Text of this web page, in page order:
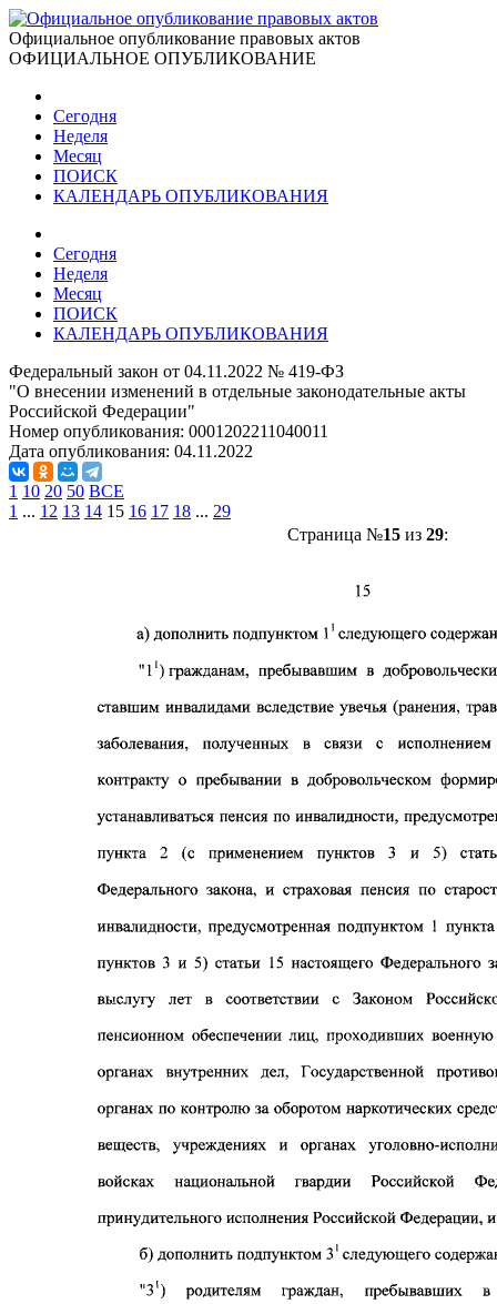
Официальное опубликование правовых актов
ОФИЦИАЛЬНОЕ ОПУБЛИКОВАНИЕ
Сегодня
Неделя
Месяц
ПОИСК
КАЛЕНДАРЬ ОПУБЛИКОВАНИЯ
Сегодня
Неделя
Месяц
ПОИСК
КАЛЕНДАРЬ ОПУБЛИКОВАНИЯ
Федеральный закон от 04.11.2022 № 419-ФЗ
"О внесении изменений в отдельные законодательные акты
Российской Федерации"
Номер опубликования: 0001202211040011
Дата опубликования: 04.11.2022
1 10 20 50 ВСЕ
1 ... 12 13 14 15 16 17 18 ... 29
Страница №15из 29: